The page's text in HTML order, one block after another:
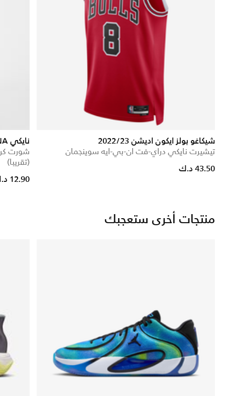
شيكاغو بولز ايكون اديشن 2022/23
تيشيرت نايكي دراي-فت ان-بي-ايه سوينجمان
43.50 د.ك
نايكي DNA
(تقريبا)
12.90 د.ك
منتجات أخرى ستعجبك